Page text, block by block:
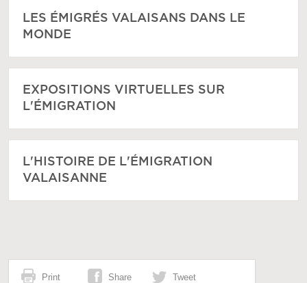
LES ÉMIGRÉS VALAISANS DANS LE
MONDE
EXPOSITIONS VIRTUELLES SUR
L'ÉMIGRATION
L'HISTOIRE DE L'ÉMIGRATION
VALAISANNE
Print Share Tweet